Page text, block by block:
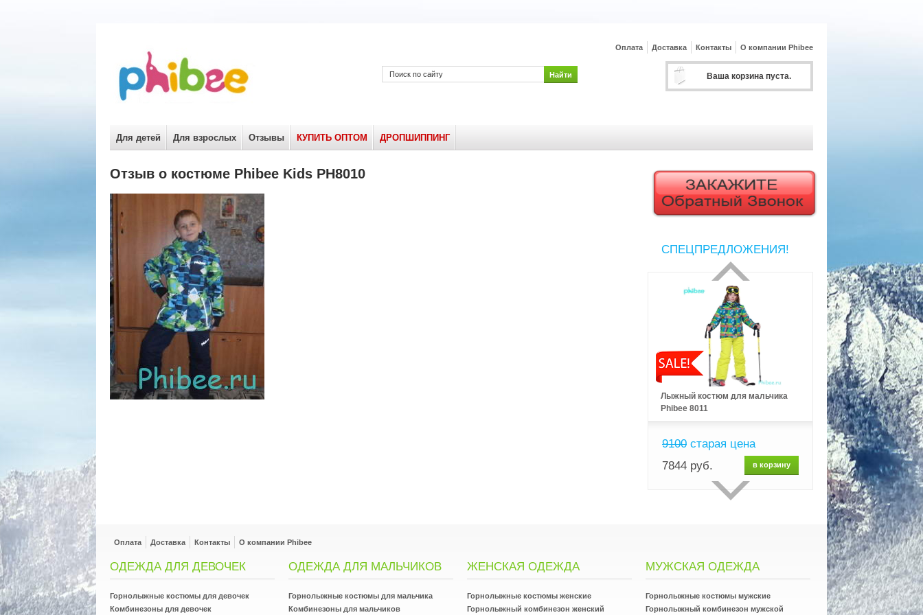
Оплата Доставка Контакты О компании Phibee
Ваша корзина пуста.
Для детей Для взрослых Отзывы КУПИТЬ ОПТОМ ДРОПШИППИНГ
СПЕЦПРЕДЛОЖЕНИЯ!
Лыжный костюм для мальчика
Phibee 8011
9100 старая цена
7844 руб.
в корзину
Отзыв о костюме Phibee Kids PH8010
Оплата Доставка Контакты О компании Phibee
ОДЕЖДА ДЛЯ ДЕВОЧЕК
Горнолыжные костюмы для девочек
Комбинезоны для девочек
ОДЕЖДА ДЛЯ МАЛЬЧИКОВ
Горнолыжные костюмы для мальчика
Комбинезоны для мальчиков
ЖЕНСКАЯ ОДЕЖДА
Горнолыжные костюмы женские
Горнолыжный комбинезон женский
МУЖСКАЯ ОДЕЖДА
Горнолыжные костюмы мужские
Горнолыжный комбинезон мужской